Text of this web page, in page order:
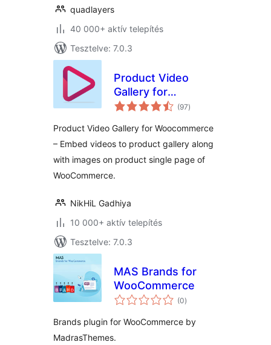
quadlayers
40 000+ aktív telepítés
Tesztelve: 7.0.3
Product Video
Gallery for
Woocommerce
(97értékelés
összesen
)
Product Video Gallery for Woocommerce
– Embed videos to product gallery along
with images on product single page of
WooCommerce.
NikHiL Gadhiya
10 000+ aktív telepítés
Tesztelve: 7.0.3
MAS Brands for
WooCommerce
(0értékelés
összesen
)
Brands plugin for WooCommerce by
MadrasThemes.